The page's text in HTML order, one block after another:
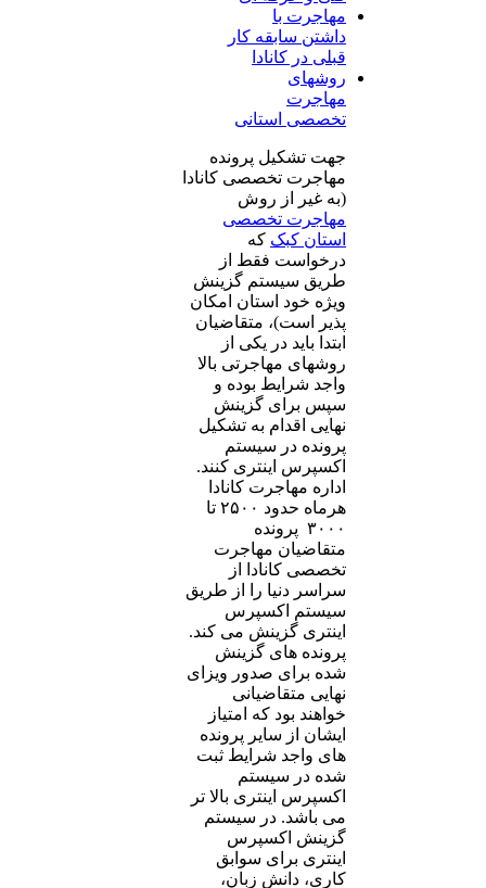
مهاجرت با
داشتن سابقه کار
قبلی در کانادا
روشهای
مهاجرت
تخصصی استانی
جهت تشکیل پرونده
مهاجرت تخصصی کانادا
(به غیر از روش
مهاجرت تخصصی
استان کبک که
درخواست فقط از
طریق سیستم گزینش
ویژه خود استان امکان
پذیر است)، متقاضیان
ابتدا باید در یکی از
روشهای مهاجرتی بالا
واجد شرایط بوده و
سپس برای گزینش
نهایی اقدام به تشکیل
پرونده در سیستم
اکسپرس اینتری کنند.
اداره مهاجرت کانادا
هرماه حدود ۲۵۰۰ تا
۳۰۰۰ پرونده
متقاضیان مهاجرت
تخصصی کانادا از
سراسر دنیا را از طریق
سیستم اکسپرس
اینتری گزینش می کند.
پرونده های گزینش
شده برای صدور ویزای
نهایی متقاضیانی
خواهند بود که امتیاز
ایشان از سایر پرونده
های واجد شرایط ثبت
شده در سیستم
اکسپرس اینتری بالا تر
می باشد. در سیستم
گزینش اکسپرس
اینتری برای سوابق
کاری، دانش زبان،